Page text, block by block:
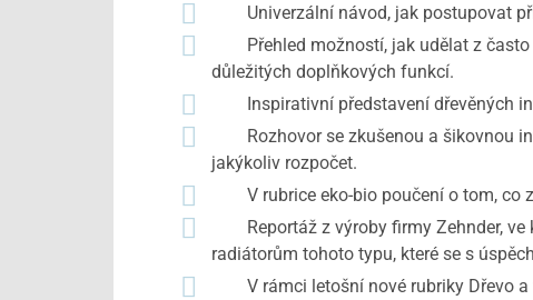
Univerzální návod, jak postupovat při
Přehled možností, jak udělat z často
důležitých doplňkových funkcí.
Inspirativní představení dřevěných
Rozhovor se zkušenou a šikovnou
jakýkoliv rozpočet.
V rubrice eko-bio poučení o tom, co
Reportáž z výroby firmy Zehnder, ve
radiátorům tohoto typu, které se s
V rámci letošní nové rubriky Dřevo a